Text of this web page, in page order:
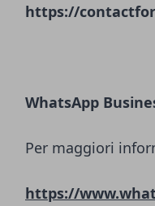
https://
WhatsApp
Per maggiori
https://